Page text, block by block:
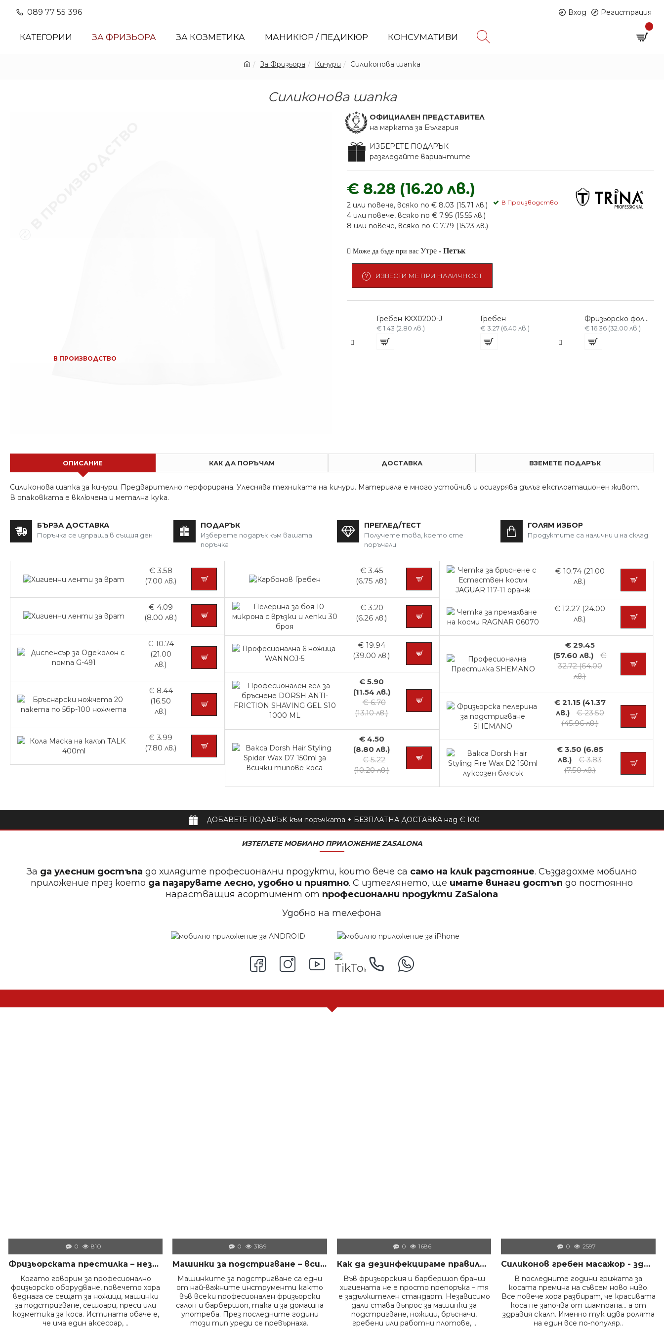
089 77 55 396 Вход Регистрация
КАТЕГОРИИ ЗА ФРИЗЬОРА ЗА КОЗМЕТИКА МАНИКЮР / ПЕДИКЮР КОНСУМАТИВИ
За Фризьора Кичури Силиконова шапка
Силиконова шапка
В ПРОИЗВОДСТВО
ИЗБЕРЕТЕ ПОДАРЪК
разгледайте вариантите
ОФИЦИАЛЕН ПРЕДСТАВИТЕЛ
на марката за България
€ 8.28 (16.20 лв.)
2 или повече, всяко по € 8.03 (15.71 лв.)
4 или повече, всяко по € 7.95 (15.55 лв.)
8 или повече, всяко по € 7.79 (15.23 лв.)
В Производство
Може да бъде при вас Утре - Петък
ИЗВЕСТИ МЕ ПРИ НАЛИЧНОСТ
Гребен KXX0200-J
€ 1.43 (2.80 лв.)
Гребен
€ 3.27 (6.40 лв.)
Фризьорско фолио за кичури / боядисване - Алуминиево 137 метра
€ 16.36 (32.00 лв.)
ОПИСАНИЕ КАК ДА ПОРЪЧАМ ДОСТАВКА ВЗЕМЕТЕ ПОДАРЪК
Силиконова шапка за кичури. Предварително перфорирана. Улеснява техниката на кичури. Материала е много устойчив и осигурява дълъг експлоатационен живот.
В опаковката е включена и метална кука.
БЪРЗА ДОСТАВКА
Поръчка се изпраща в същия ден
ПОДАРЪК
Изберете подарък към вашата
поръчка
ПРЕГЛЕД/ТЕСТ
Получете това, което сте
поръчали
ГОЛЯМ ИЗБОР
Продуктите са налични и на склад
€ 3.58
(7.00 лв.)
€ 4.09
(8.00 лв.)
€ 10.74
(21.00
лв.)
€ 8.44
(16.50
лв.)
€ 3.99
(7.80 лв.)
€ 3.45
(6.75 лв.)
€ 3.20
(6.26 лв.)
€ 19.94
(39.00 лв.)
€ 5.90
(11.54 лв.)
€ 6.70
(13.10 лв.)
€ 4.50
(8.80 лв.)
€ 5.22
(10.20 лв.)
€ 10.74 (21.00
лв.)
€ 12.27 (24.00
лв.)
€ 29.45
(57.60 лв.)
€
32.72 (64.00
лв.)
€ 21.15 (41.37
лв.)
€ 23.50
(45.96 лв.)
€ 3.50 (6.85
лв.)
€ 3.83
(7.50 лв.)
ДОБАВЕТЕ ПОДАРЪК към поръчката + БЕЗПЛАТНА ДОСТАВКА над € 100
ИЗТЕГЛЕТЕ МОБИЛНО ПРИЛОЖЕНИЕ ZASALONA
За да улесним достъпадо хилядите професионални продукти, които вече са само на клик разстояние. Създадохме мобилно
приложение през което да пазарувате лесно, удобно и приятно. С изтеглянето, ще имате винаги достъп до постоянно
нарастващия асортимент от професионални продукти ZaSalona
Удобно на телефона
0 810
Фризьорската престилка – незаменимият помощник на всеки професионалист в салона
Когато говорим за професионално
фризьорско оборудване, повечето хора
веднага се сещат за ножици, машинки
за подстригване, сешоари, преси или
козметика за коса. Истината обаче е,
че има един аксесоар, ..
0 3189
Машинки за подстригване – всичко, което трябва да знаем преди да изберем правилния модел
Машинките за подстригване са едни
от най-важните инструменти както
във всеки професионален фризьорски
салон и барбершоп, така и за домашна
употреба. През последните години
този тип уреди се превърнаха..
0 1686
Как да дезинфекцираме правилно инструментите във фризьорски салон – пълно професионално ръководство
Във фризьорския и барбершоп бранш
хигиената не е просто препоръка – тя
е задължителен стандарт. Независимо
дали става въпрос за машинки за
подстригване, ножици, бръсначи,
гребени или работни плотове, ..
0 2597
Силиконов гребен масажор - здрава коса и скалп
В последните години грижата за
косата премина на съвсем ново ниво.
Все повече хора разбират, че красивата
коса не започва от шампоана… а от
здравия скалп. Именно тук идва ролята
на един все по-популяр..